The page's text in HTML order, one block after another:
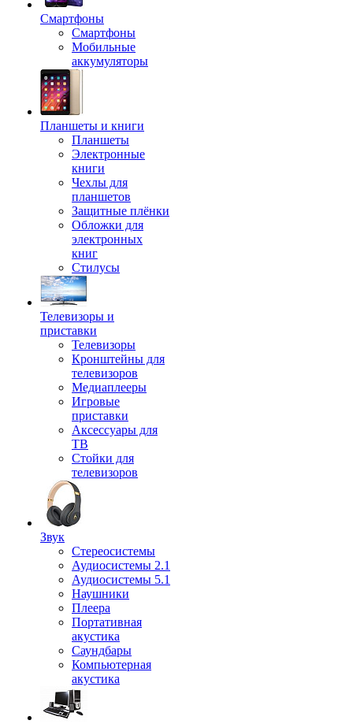
Смартфоны
Смартфоны
Мобильные
аккумуляторы
Планшеты и книги
Планшеты
Электронные
книги
Чехлы для
планшетов
Защитные плёнки
Обложки для
электронных
книг
Стилусы
Телевизоры и
приставки
Телевизоры
Кронштейны для
телевизоров
Медиаплееры
Игровые
приставки
Аксессуары для
ТВ
Стойки для
телевизоров
Звук
Стереосистемы
Аудиосистемы 2.1
Аудиосистемы 5.1
Наушники
Плеера
Портативная
акустика
Саундбары
Компьютерная
акустика